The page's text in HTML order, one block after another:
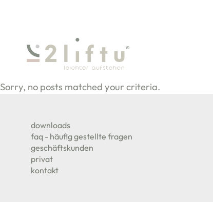
Sorry, no posts matched your criteria.
SEITENFUSS
downloads
faq - häufig gestellte fragen
geschäftskunden
privat
kontakt